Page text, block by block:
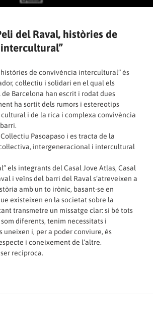
del Raval, històries de
històries de convivència intercultural” és
col·lectiu i solidari en el qual els
Barcelona han escrit i rodat dues
ha sortit dels rumors i estereotips
i de la rica i complexa convivència
Pasoapaso i es tracta de la
intergeneracional i intercultural
els integrants del Casal Jove Atlas, Casal
i veïns del barri del Raval s’atreveixen a
amb un to irònic, basant-se en
existeixen en la societat sobre la
transmetre un missatge clar: si bé tots
som diferents, tenim necessitats i
uneixen i, per a poder conviure, és
i coneixement de l’altre.
recíproca.